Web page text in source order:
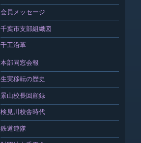
会員メッセージ
千葉市支部組織図
千工沿革
本部同窓会報
生実移転の歴史
景山校長回顧録
検見川校舎時代
鉄道連隊